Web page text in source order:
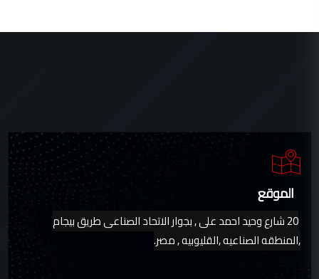
الموقع
20 شارع وحيد احمد على , بجوار الاتحاد الصناعى طريق بيجام
,المنطقه الصناعيه ,القليوبيه , مصر.